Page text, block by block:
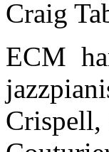
Craig
ECM